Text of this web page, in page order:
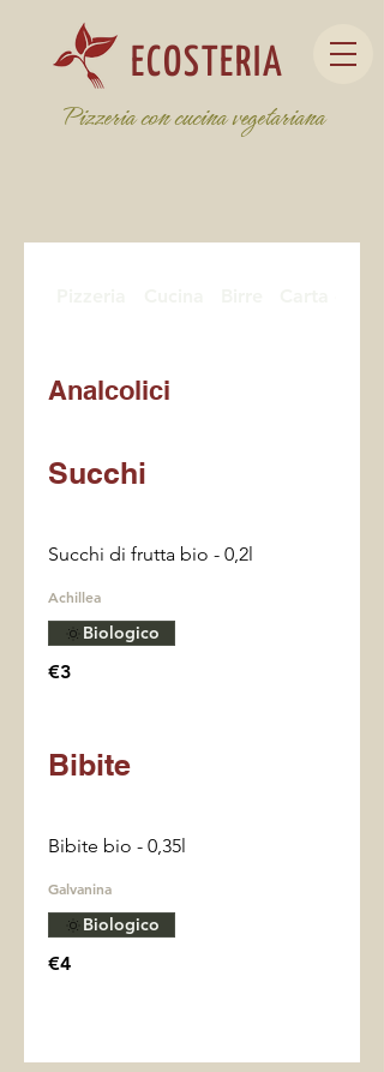
ECOSTERIA
Pizzeria con cucina vegetariana
Analcolici
Succhi
Succhi di frutta bio - 0,2l
Achillea
€3
Biologico
Bibite
Bibite bio - 0,35l
Galvanina
€4
Biologico